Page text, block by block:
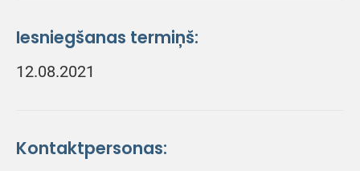
Iesniegšanas termiņš:
12.08.2021
Kontaktpersonas: